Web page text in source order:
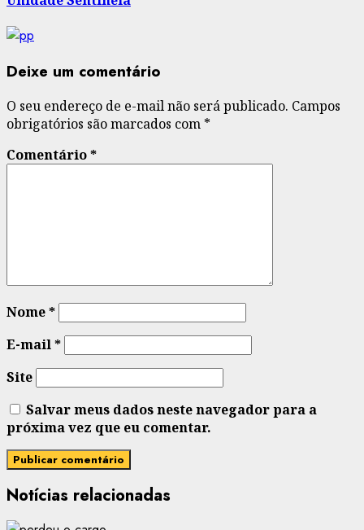
Deixe um comentário
O seu endereço de e-mail não será publicado. Campos
obrigatórios são marcados com *
Comentário*
Nome*
E-mail*
Site
Salvar meus dados neste navegador para a
próxima vez que eu comentar.
Notícias relacionadas